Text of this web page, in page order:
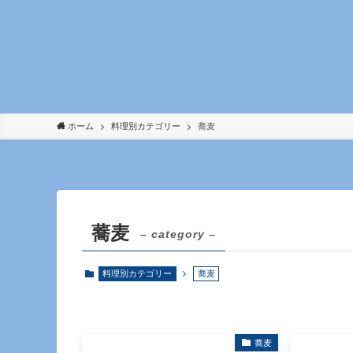
ホーム 料理別カテゴリー 蕎麦
蕎麦 – category –
料理別カテゴリー 蕎麦
蕎麦